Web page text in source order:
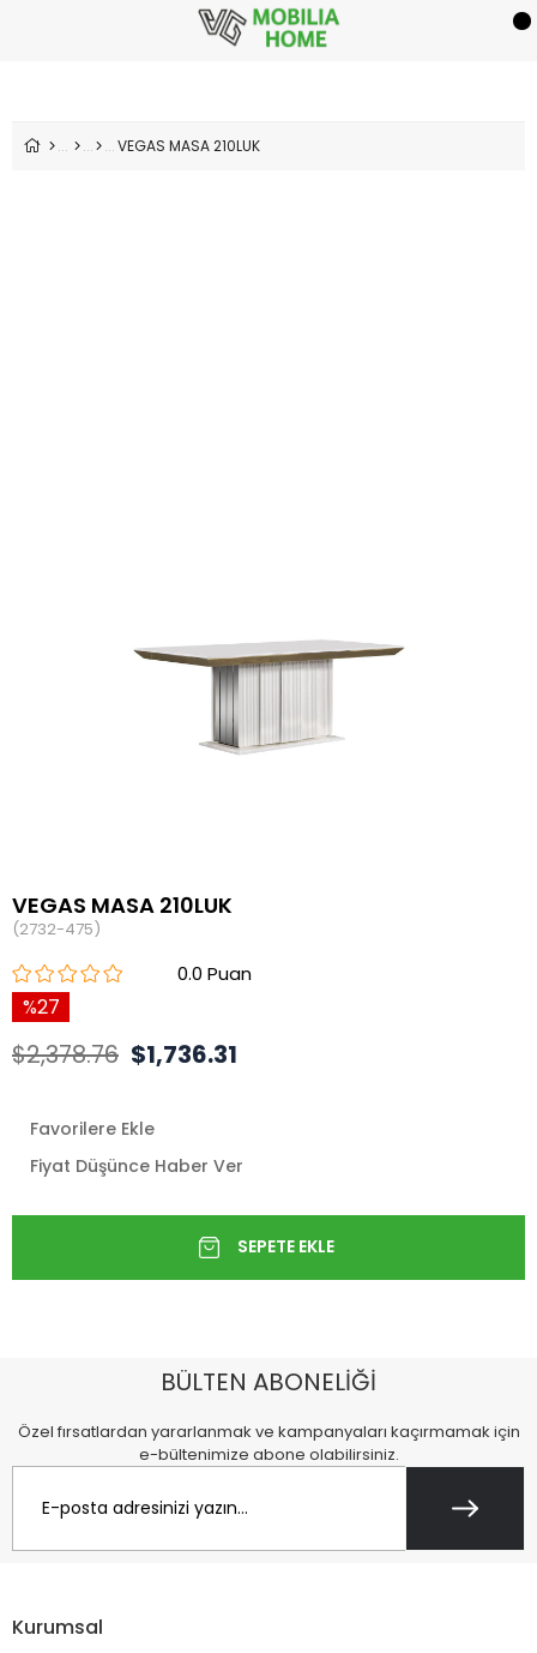
VEGAS MASA 210LUK
VEGAS MASA 210LUK
(2732-475)
0.0
27
$2,378.76 $1,736.31
Favorilere Ekle
Fiyat Düşünce Haber Ver
BÜLTEN ABONELİĞİ
Özel fırsatlardan yararlanmak ve kampanyaları kaçırmamak için
e-bültenimize abone olabilirsiniz.
Kurumsal